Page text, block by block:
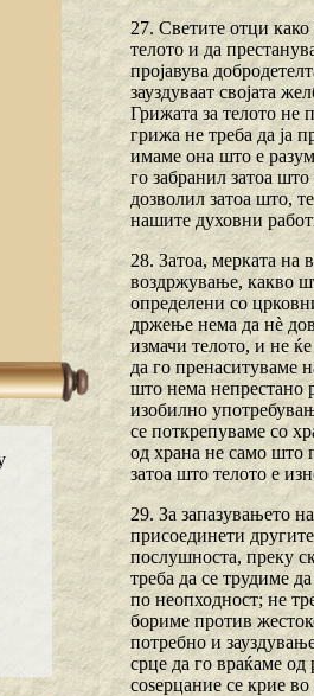
27. Светите отци
телото и да
пројавува
зауздуваат својата
Грижата за телото не
грижа не треба да ја
имаме она што е
го забранил затоа
дозволил затоа што,
нашите духовни
28. Затоа, мерката на
воздржување, какво
определени со
држење нема да нѐ
измачи телото, и не
да го пренаситуваме
што нема непрестано
изобилно
се поткрепуваме со
од храна не само што
затоа што телото е
29. За запазувањето
присоединети
послушноста, преку
треба да се трудиме
по неопходност; не
бориме против
потребно и
срце да го враќаме од
соѕерцание се крие